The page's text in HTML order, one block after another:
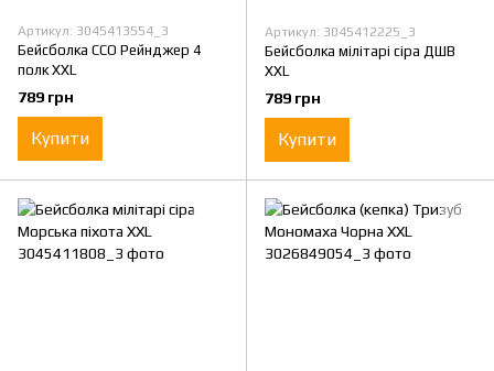
Артикул: 3045413554_3
Бейсболка ССО Рейнджер 4
полк XXL
789 грн
Купити
Артикул: 3045412225_3
Бейсболка мілітарі сіра ДШВ
XXL
789 грн
Купити